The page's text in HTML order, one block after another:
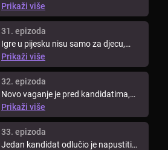
kandidatima je nogometna zabava.
...
Prikaži više
31. epizoda
Igre u pijesku nisu samo za djecu,
kandidati novi izazov moraju ...
Prikaži više
32. epizoda
Novo vaganje je pred kandidatima,
tim koji izgubi mora odlučiti tko ...
Prikaži više
33. epizoda
Jedan kandidat odlučio je napustiti